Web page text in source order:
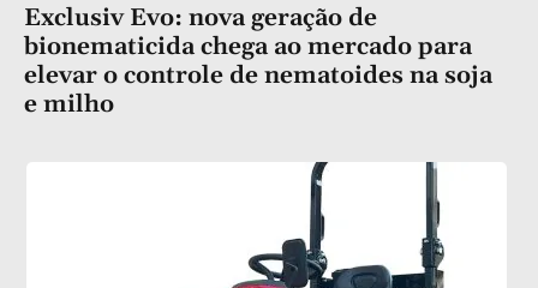
Exclusiv Evo: nova geração de
bionematicida chega ao mercado para
elevar o controle de nematoides na soja
e milho